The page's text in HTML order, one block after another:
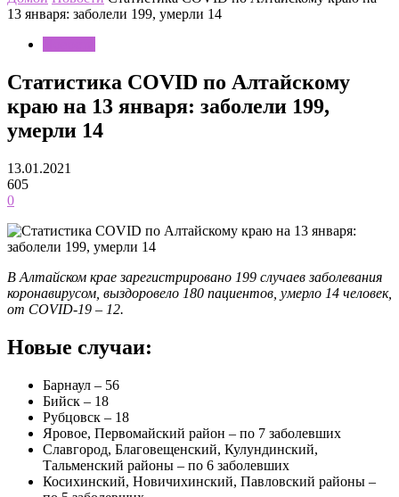
13 января: заболели 199, умерли 14
Статистика COVID по Алтайскому
краю на 13 января: заболели 199,
умерли 14
13.01.2021
605
0
В Алтайском крае зарегистрировано 199 случаев заболевания
коронавирусом, выздоровело 180 пациентов, умерло 14 человек,
от COVID-19 – 12.
Новые случаи:
Барнаул – 56
Бийск – 18
Рубцовск – 18
Яровое, Первомайский район – по 7 заболевших
Славгород, Благовещенский, Кулундинский,
Тальменский районы – по 6 заболевших
Косихинский, Новичихинский, Павловский районы –